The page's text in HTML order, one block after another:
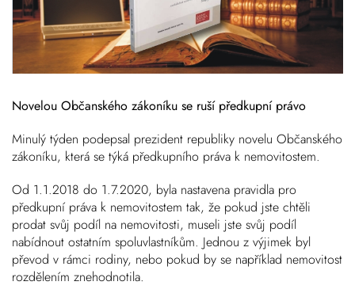
Novelou Občanského zákoníku se ruší předkupní právo
Minulý týden podepsal prezident republiky novelu Občanského
zákoníku, která se týká předkupního práva k nemovitostem.
Od 1.1.2018 do 1.7.2020, byla nastavena pravidla pro
předkupní práva k nemovitostem tak, že pokud jste chtěli
prodat svůj podíl na nemovitosti, museli jste svůj podíl
nabídnout ostatním spoluvlastníkům. Jednou z výjimek byl
převod v rámci rodiny, nebo pokud by se například nemovitost
rozdělením znehodnotila.